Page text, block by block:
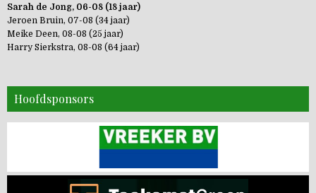
Sarah de Jong, 06-08 (18 jaar)
Jeroen Bruin, 07-08 (34 jaar)
Meike Deen, 08-08 (25 jaar)
Harry Sierkstra, 08-08 (64 jaar)
Hoofdsponsors